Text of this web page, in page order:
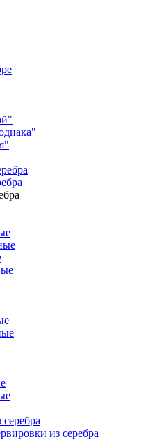
из серебра